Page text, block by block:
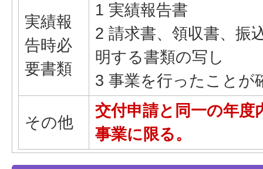
実績報
告時必
要書類
1 実績報告書
2 請求書、領収書、振
明する書類の写し
3 事業を行ったことが
その他
交付申請と同一の年度
事業に限る。